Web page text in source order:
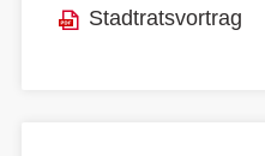
Stadtratsvortrag